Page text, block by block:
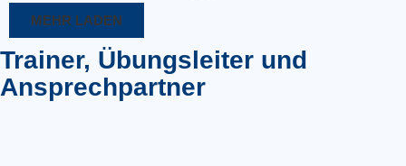
MEHR LADEN
Trainer, Übungsleiter und
Ansprechpartner